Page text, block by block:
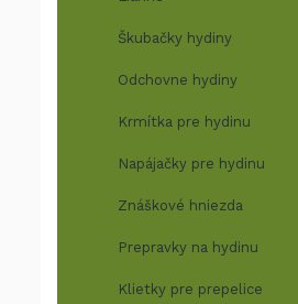
Škubačky hydiny
Odchovne hydiny
Krmítka pre hydinu
Napájačky pre hydinu
Znáškové hniezda
Prepravky na hydinu
Klietky pre prepelice